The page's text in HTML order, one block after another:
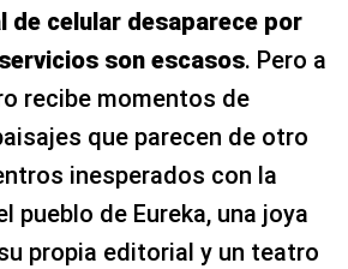
de celular desaparece por
son escasos. Pero a
recibe momentos de
que parecen de otro
inesperados con la
pueblo de Eureka, una joya
propia editorial y un teatro